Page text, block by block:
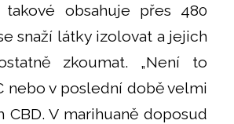
takové obsahuje přes 480
snaží látky izolovat a jejich
zkoumat. „Není to
nebo v poslední době velmi
CBD. V marihuaně doposud